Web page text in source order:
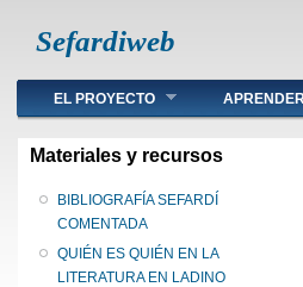
Sefardiweb
Main menu
EL PROYECTO
Materiales y recursos
BIBLIOGRAFÍA SEFARDÍ
COMENTADA
QUIÉN ES QUIÉN EN LA
LITERATURA EN LADINO